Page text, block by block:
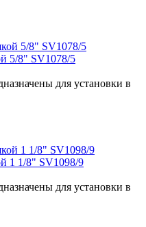
5/8" SV1078/5
для установки в
1 1/8" SV1098/9
для установки в